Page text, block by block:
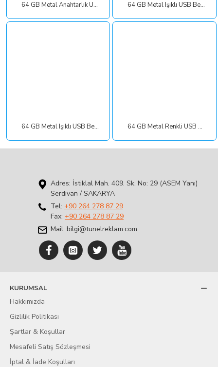
64 GB Metal Anahtarlık USB Bellek 64 GB Metal Işıklı USB Bellek
64 GB Metal Işıklı USB Bellek 64 GB Metal Renkli USB Bellek
Adres: İstiklal Mah. 409. Sk. No: 29 (ASEM Yanı)
Serdivan / SAKARYA
Tel: +90 264 278 87 29
Fax: +90 264 278 87 29
Mail: bilgi@tunelreklam.com
KURUMSAL
Hakkımızda
Gizlilik Politikası
Şartlar & Koşullar
Mesafeli Satış Sözleşmesi
İptal & İade Koşulları